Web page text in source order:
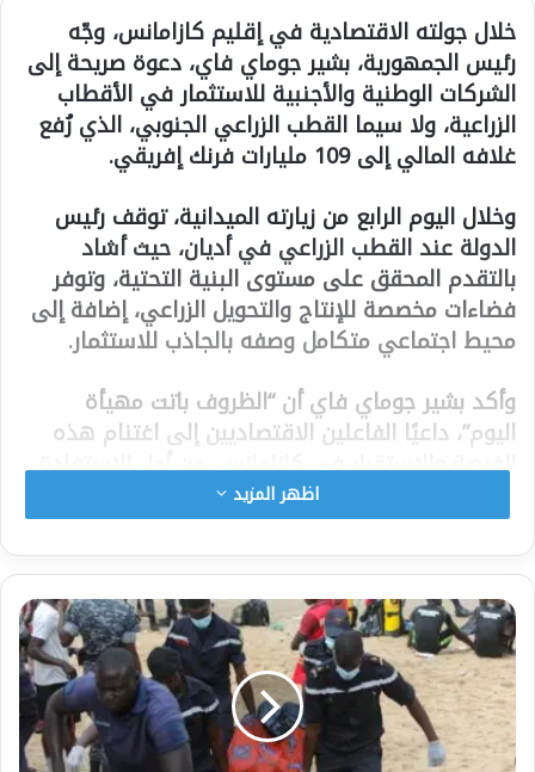
خلال جولته الاقتصادية في إقليم كازامانس، وجّه
رئيس الجمهورية، بشير جوماي فاي، دعوة صريحة إلى
الشركات الوطنية والأجنبية للاستثمار في الأقطاب
الزراعية، ولا سيما القطب الزراعي الجنوبي، الذي رُفع
غلافه المالي إلى 109 مليارات فرنك إفريقي.
وخلال اليوم الرابع من زيارته الميدانية، توقف رئيس
الدولة عند القطب الزراعي في أديان، حيث أشاد
بالتقدم المحقق على مستوى البنية التحتية، وتوفر
فضاءات مخصصة للإنتاج والتحويل الزراعي، إضافة إلى
محيط اجتماعي متكامل وصفه بالجاذب للاستثمار.
وأكد بشير جوماي فاي أن “الظروف باتت مهيأة
اليوم”، داعيًا الفاعلين الاقتصاديين إلى اغتنام هذه
الفرصة والاستقرار في كازامانس، من أجل الاستفادة
من الإمكانات الزراعية والصناعية الكبيرة التي تزخر بها
المنطقة.
وخلال هذه الزيارة، التي رافقه فيها وزير الصناعة
والتجارة، أبرز رئيس الجمهورية أن نموذج الأقطاب
الزراعية يعكس بشكل ملموس إرادة الدولة في
تحسين مناخ الأعمال، ودفع مسار التصنيع القائم على
التحويل المحلي للمنتجات الزراعية.
اظهر المزيد